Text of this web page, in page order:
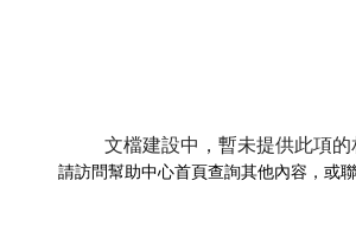
文檔建設中，暫未提供此項
請訪問幫助中心首頁查詢其他內容，或